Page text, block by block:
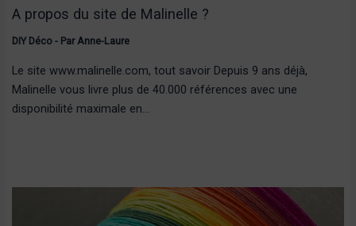
A propos du site de Malinelle ?
DIY Déco- ParAnne-Laure
Le site www.malinelle.com, tout savoir Depuis 9 ans déjà,
Malinelle vous livre plus de 40.000 références avec une
disponibilité maximale en…